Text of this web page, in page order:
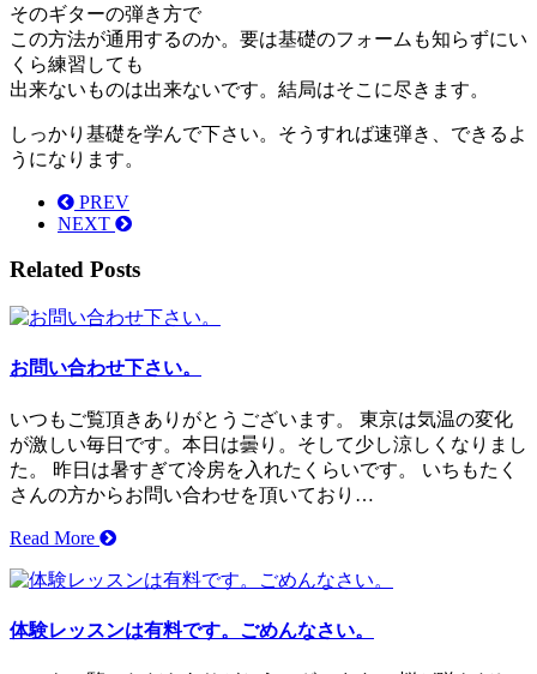
そのギターの弾き方で
この方法が通用するのか。要は基礎のフォームも知らずにい
くら練習しても
出来ないものは出来ないです。結局はそこに尽きます。
しっかり基礎を学んで下さい。そうすれば速弾き、できるよ
うになります。
PREV
NEXT
Related Posts
お問い合わせ下さい。
いつもご覧頂きありがとうございます。 東京は気温の変化
が激しい毎日です。本日は曇り。そして少し涼しくなりまし
た。 昨日は暑すぎて冷房を入れたくらいです。 いちもたく
さんの方からお問い合わせを頂いており…
Read More
体験レッスンは有料です。ごめんなさい。